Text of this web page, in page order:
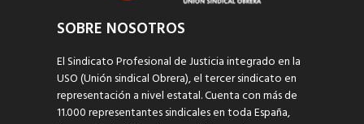
SOBRE NOSOTROS
El Sindicato Profesional de Justicia integrado en la
USO (Unión sindical Obrera), el tercer sindicato en
representación a nivel estatal. Cuenta con más de
11.000 representantes sindicales en toda España,